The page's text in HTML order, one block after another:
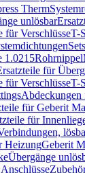
Therm
unlösbar
für VerschlüsseT-
1.0215Rohrnippel
für
für VerschlüsseT-
Abdeckungen
für Geberit
für
HeizungGeberit
Übergänge